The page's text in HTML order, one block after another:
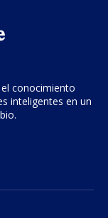
conocimiento
inteligentes en un